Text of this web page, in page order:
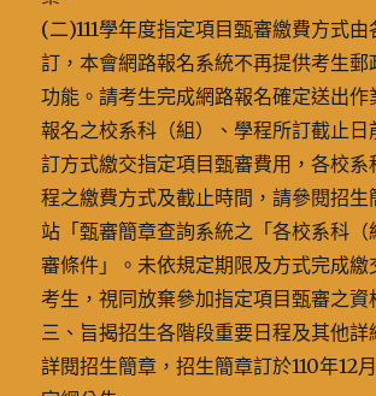
(二)111學年度指定項目甄審繳費方式由
訂，本會網路報名系統不再提供考生郵
功能。請考生完成網路報名確定送出作
報名之校系科（組）、學程所訂截止日
訂方式繳交指定項目甄審費用，各校系
程之繳費方式及截止時間，請參閱招生
站「甄審簡章查詢系統之「各校系科（
審條件」。未依規定期限及方式完成繳
考生，視同放棄參加指定項目甄審之資
三、旨揭招生各階段重要日程及其他詳
詳閱招生簡章，招生簡章訂於110年12